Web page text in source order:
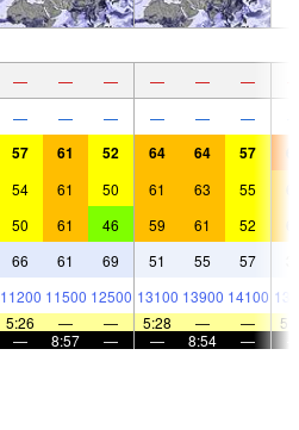
— — — — — —
— — — — — —
57 61 52 64 64 57
54 61 50 61 63 55
50 61 46 59 61 52
66 61 69 51 55 57
11200 11500 12500 13100 13900 14100
5:26 — — 5:28 — —
— 8:57 — — 8:54 —